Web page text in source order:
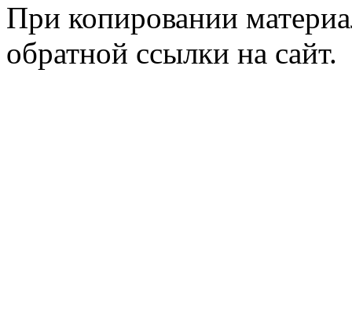
При копировании
обратной ссылки на сайт.